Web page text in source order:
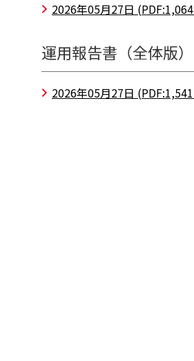
2026年05月27日
運用報告書（全体版）
2026年05月27日